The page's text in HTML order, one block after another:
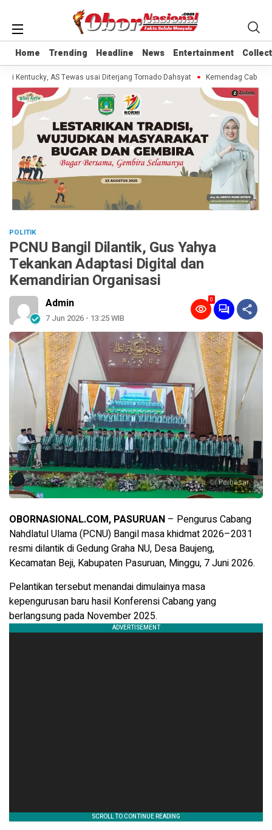
Home Trending Headline News Entertainment
Home Trending Headline News Entertainment
Kentucky, AS Tewas usai Diterjang Tornado Dahsyat Kemendag Cabut
POLITIK
PCNU Bangil Dilantik, Gus Yahya
Tekankan Adaptasi Digital dan
Kemandirian Organisasi
Admin
7 Jun 2026 - 13:25 WIB
0
Perbesar
OBORNASIONAL.COM, PASURUAN – Pengurus Cabang
Nahdlatul Ulama (PCNU) Bangil masa khidmat 2026–2031
resmi dilantik di Gedung Graha NU, Desa Baujeng,
Kecamatan Beji, Kabupaten Pasuruan, Minggu, 7 Juni 2026.
Pelantikan tersebut menandai dimulainya masa
kepengurusan baru hasil Konferensi Cabang yang
berlangsung pada November 2025.